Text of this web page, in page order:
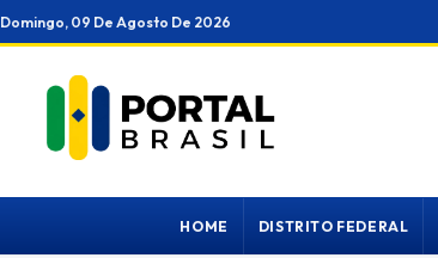
Ir
para
conteúdo
Domingo, 09 De Agosto De 2026
HOME DISTRITO FEDERAL